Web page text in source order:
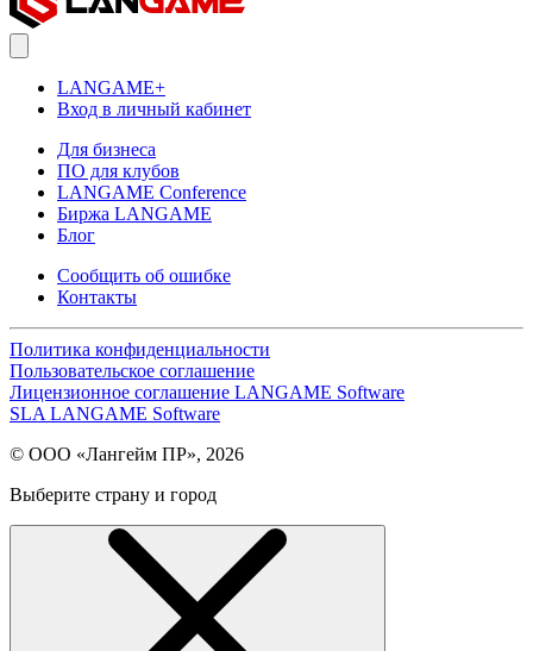
LANGAME+
Вход в личный кабинет
Для бизнеса
ПО для клубов
LANGAME Conference
Биржа LANGAME
Блог
Сообщить об ошибке
Контакты
Политика конфиденциальности
Пользовательское соглашение
Лицензионное соглашение LANGAME Software
SLA LANGAME Software
© ООО «Лангейм ПР», 2026
Выберите страну и город